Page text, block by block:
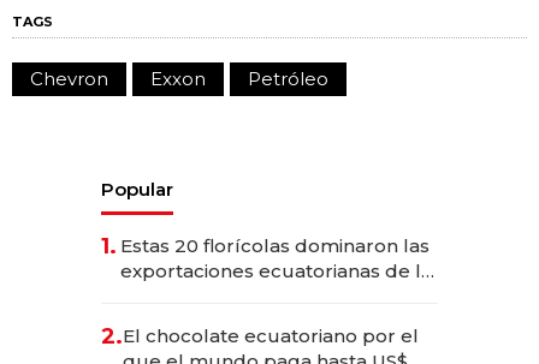
TAGS
Chevron Exxon Petróleo
Popular
1. Estas 20 florícolas dominaron las
exportaciones ecuatorianas de la
2.El chocolate ecuatoriano por el